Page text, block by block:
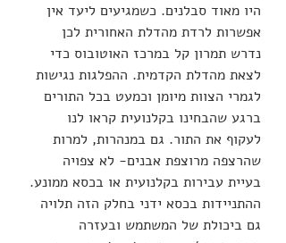
היו מאוד סבלנים. כשמגיעים ליעד אין
אפשרות לרדת מהדלת האחורית לכן
נדרש תמרון קל במרכז האוטובוס כדי
לצאת מהדלת הקדמית. ההפלגות נגישות
לגמרי הצוות מיומן וכמעט בכל התורים
ברגע שהבחינו בקלנועית קראו לנו
לעקוף את התור. גם במנהרות, למרות
שהרצפה מרוצפת אבנים- לא צפויה
בעיית עבירות בקלנועית או בכסא ממונע.
ההתניידות בכסא ידני בחלק הזה תלויה
גם ביכולת של המשתמש ובעזרה